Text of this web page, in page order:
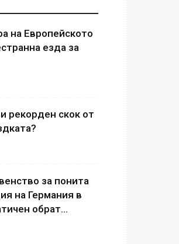
на Европейското
езда за
рекорден скок от
за понита
на Германия в
обрат...